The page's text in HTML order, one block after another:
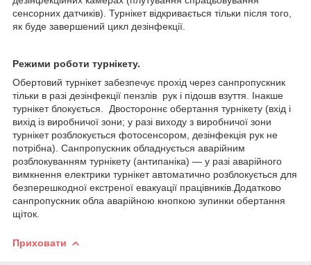
сенсорних датчиків). Турнікет відкривається тільки після того,
як буде завершений цикл дезінфекції.
Режими роботи турнікету.
Обертовий турнікет забезпечує прохід через санпропускник
тільки в разі дезінфекції пензлів рук і підошв взуття. Інакше
турнікет блокується. Двостороннє обертання турнікету (вхід і
вихід із виробничої зони; у разі виходу з виробничої зони
турнікет розблокується фотосенсором, дезінфекція рук не
потрібна). Санпропускник обладнується аварійним
розблокуванням турнікету (антипаніка) — у разі аварійного
вимкнення електрики турнікет автоматично розблокується для
безперешкодної екстреної евакуації працівників.Додатково
санпропускник обла аварійною кнопкою зупинки обертання
щіток.
Приховати